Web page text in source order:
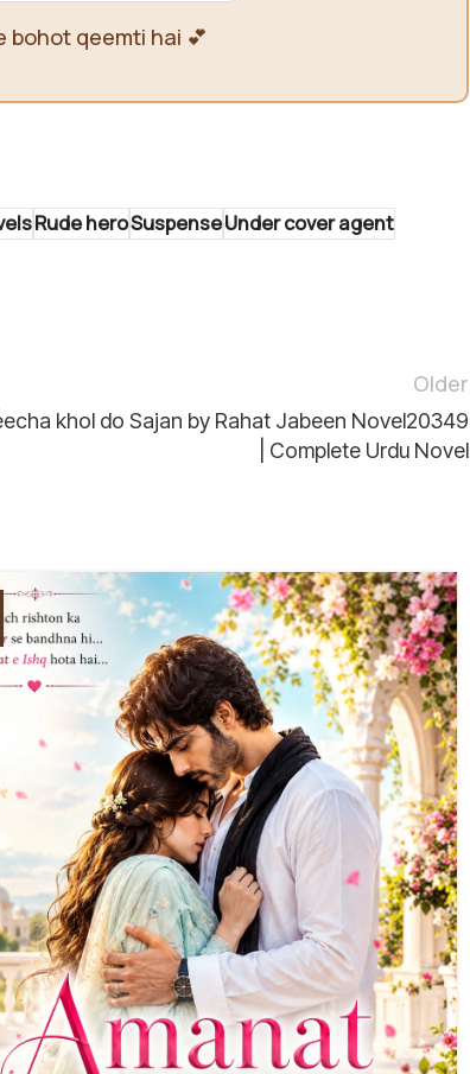
bohot qeemti hai 💕
Rude heroSuspenseUnder cover agent
Older
khol do Sajan by Rahat Jabeen Novel20349
| Complete Urdu Novel